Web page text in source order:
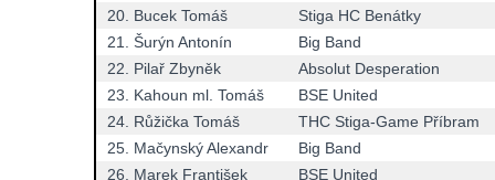
20. Bucek Tomáš
Stiga HC Benátky
21.
Šurýn Antonín
Big Band
22.
Pilař Zbyněk
Absolut Desperation
23.
Kahoun ml. Tomáš
BSE United
24. Růžička Tomáš
THC Stiga-Game Příbram
25. Mačynský Alexandr
Big Band
26.
Marek František
BSE United